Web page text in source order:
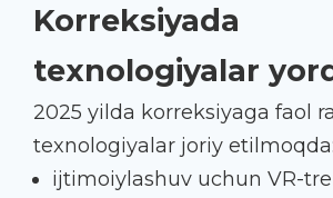
Korreksiyada
texnologiyalar
2025 yilda korreksiyaga faol
texnologiyalar joriy etilmoqda:
ijtimoiylashuv uchun VR-